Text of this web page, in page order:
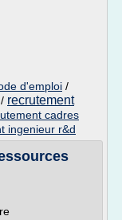
d'emploi /
recrutement
cadres
ingenieur r&d